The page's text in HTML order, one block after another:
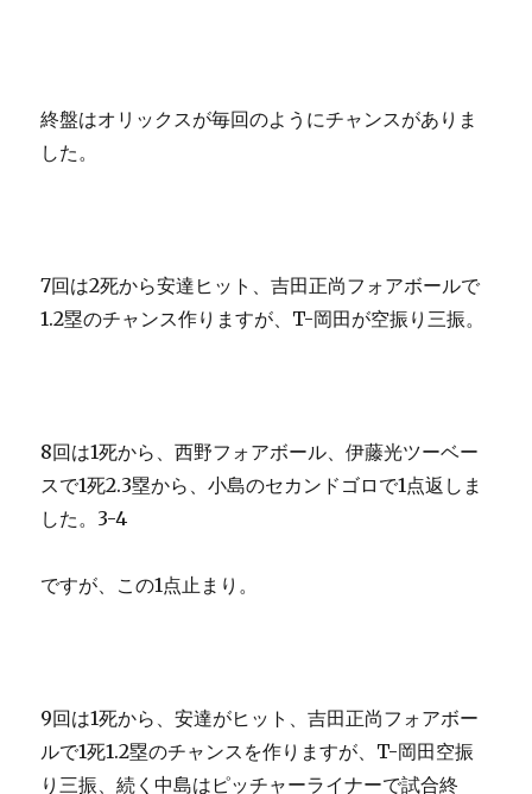
終盤はオリックスが毎回のようにチャンスがありま
した。
7回は2死から安達ヒット、吉田正尚フォアボールで
1.2塁のチャンス作りますが、T-岡田が空振り三振。
8回は1死から、西野フォアボール、伊藤光ツーベー
スで1死2.3塁から、小島のセカンドゴロで1点返しま
した。3-4
ですが、この1点止まり。
9回は1死から、安達がヒット、吉田正尚フォアボー
ルで1死1.2塁のチャンスを作りますが、T-岡田空振
り三振、続く中島はピッチャーライナーで試合終